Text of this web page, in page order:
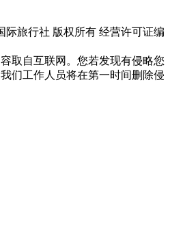
际旅行社 版权所有 经营许可证编
取自互联网。您若发现有侵略您
们工作人员将在第一时间删除侵